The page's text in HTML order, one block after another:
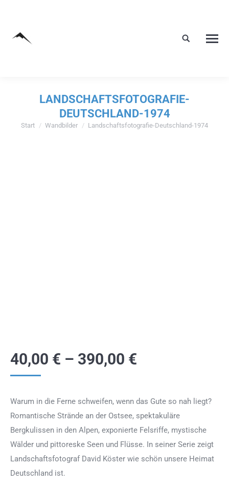
LANDSCHAFTSFOTOGRAFIE-
DEUTSCHLAND-1974
Sie befinden sich hier:
Start Wandbilder Landschaftsfotografie-Deutschland-1974
40,00 € – 390,00 €
Warum in die Ferne schweifen, wenn das Gute so nah liegt?
Romantische Strände an der Ostsee, spektakuläre
Bergkulissen in den Alpen, exponierte Felsriffe, mystische
Wälder und pittoreske Seen und Flüsse. In seiner Serie zeigt
Landschaftsfotograf David Köster wie schön unsere Heimat
Deutschland ist.